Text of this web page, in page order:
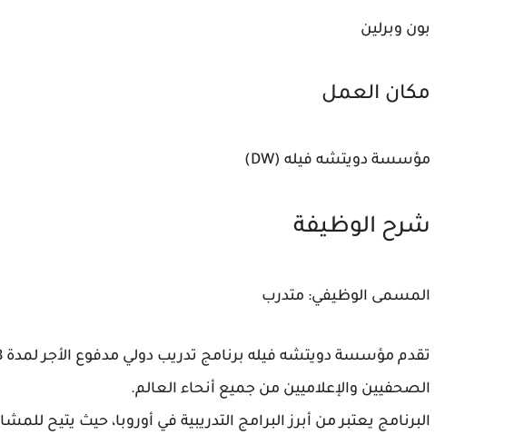
بون وبرلين
مكان العمل
مؤسسة دويتشه فيله (DW)
شرح الوظيفة
المسمى الوظيفي: متدرب
تقدم مؤسسة دويتشه فيله برنامج تدريب دولي مدفوع الأجر لمدة
الصحفيين والإعلاميين من جميع أنحاء العالم.
البرنامج يعتبر من أبرز البرامج التدريبية في أوروبا، حيث يتيح